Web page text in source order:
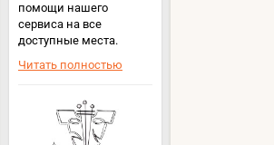
помощи нашего
сервиса на все
доступные места.
Читать полностью